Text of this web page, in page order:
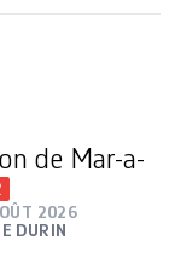
de Mar-a-
2026
DURIN